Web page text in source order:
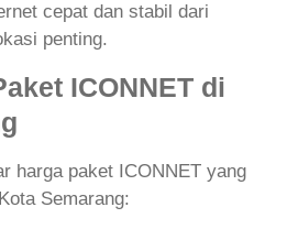
cepat dan stabil dari
penting.
ICONNET di
harga paket ICONNET yang
Semarang: